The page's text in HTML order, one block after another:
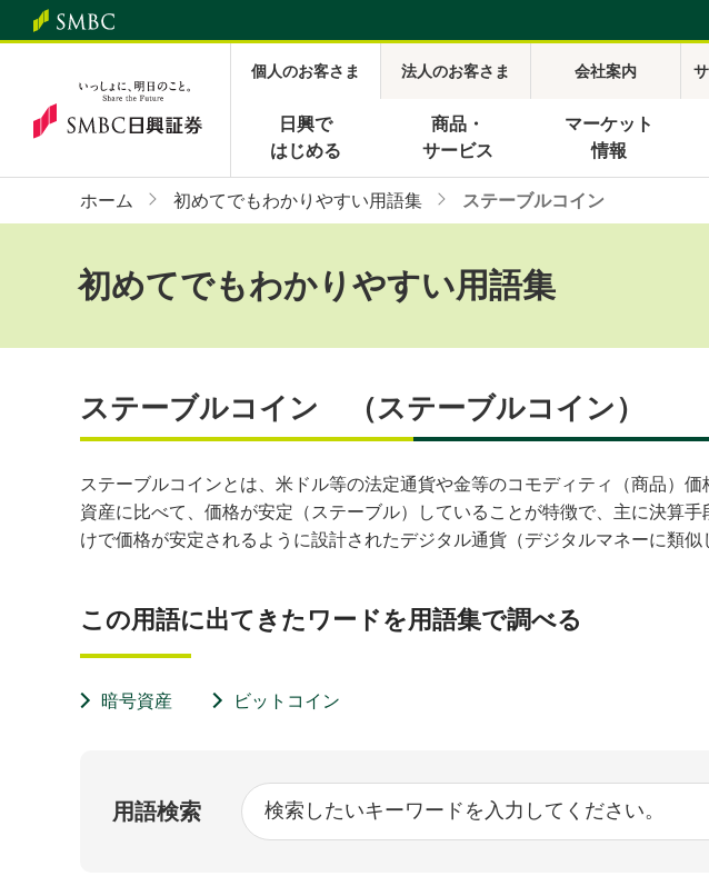
個人のお客さま 法人のお客さま 会社案内
日興で
はじめる
商品・
サービス
マーケット
情報
ホーム 初めてでもわかりやすい用語集 ステーブルコイン
初めてでもわかりやすい用語集
ステーブルコイン （ステーブルコイン）
ステーブルコインとは、米ドル等の法定通貨や金等のコモディティ（商品）
資産に比べて、価格が安定（ステーブル）していることが特徴で、主に決算
けで価格が安定されるように設計されたデジタル通貨（デジタルマネーに類
この用語に出てきたワードを用語集で調べる
暗号資産 ビットコイン
用語検索